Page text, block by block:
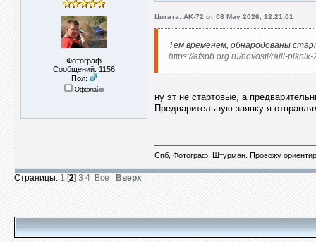
Фотограф
Сообщений: 1156
Пол:
Оффлайн
Цитата: AK-72 от 08 May 2026, 12:21:01
Тем временем, обнародованы
https://afspb.org.ru/novosti/ralli-
ну эт не стартовые, а
Предварительную заявку я
Спб, Фотограф. Штурман. Провожу
Страницы: 1 [2] 3 4 Все Вверх